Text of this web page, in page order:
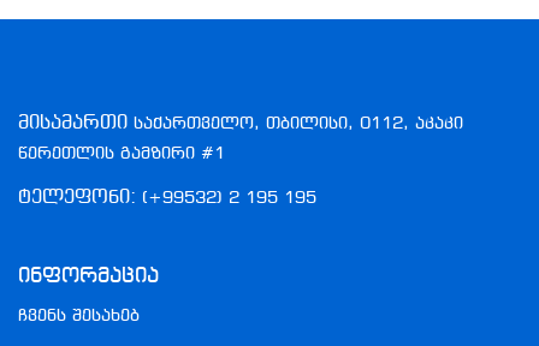
მისამართი საქართველო, თბილისი, 0112, აკაკი
წერეთლის გამზირი #1
ტელეფონი: (+99532) 2 195 195
Ინფორმაცია
ჩვენს შესახებ